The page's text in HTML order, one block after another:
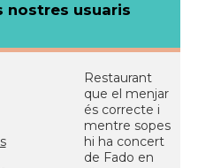
nostres usuaris
Restaurant
que el menjar
és correcte i
mentre sopes
hi ha concert
de Fado en